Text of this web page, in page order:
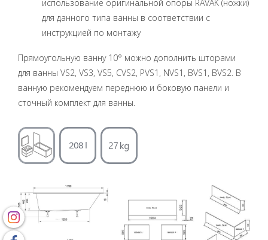
использование оригинальной опоры RAVAK (ножки)
для данного типа ванны в соответствии с
инструкцией по монтажу
Прямоугольную ванну 10° можно дополнить шторами
для ванны VS2, VS3, VS5, CVS2, PVS1, NVS1, BVS1, BVS2. В
ванную рекомендуем переднюю и боковую панели и
сточный комплект для ванны.